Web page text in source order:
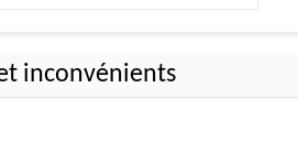
inconvénients